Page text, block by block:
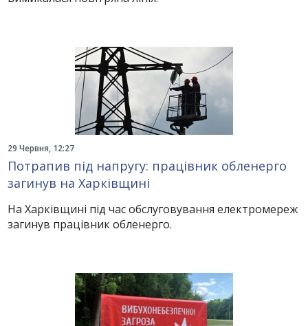
29 Червня, 12:27
Потрапив під напругу: працівник обленерго
загинув на Харківщині
На Харківщині під час обслуговування електромереж
загинув працівник обленерго.